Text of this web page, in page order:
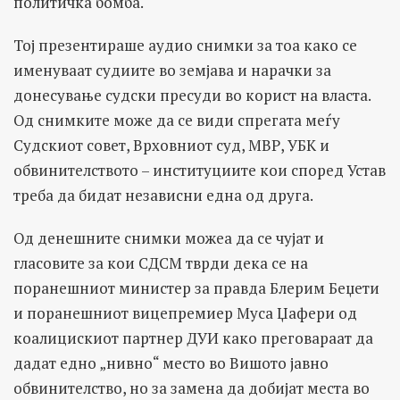
Тој презентираше аудио снимки за тоа како се
именуваат судиите во земјава и нарачки за
донесување судски пресуди во корист на власта.
Од снимките може да се види спрегата меѓу
Судскиот совет, Врховниот суд, МВР, УБК и
обвинителството – институциите кои според Устав
треба да бидат независни една од друга.
Од денешните снимки можеа да се чујат и
гласовите за кои СДСМ тврди дека се на
поранешниот министер за правда Блерим Беџети
и поранешниот вицепремиер Муса Џафери од
коалицискиот партнер ДУИ како преговараат да
дадат едно „нивно“ место во Вишото јавно
обвинителство, но за замена да добијат места во